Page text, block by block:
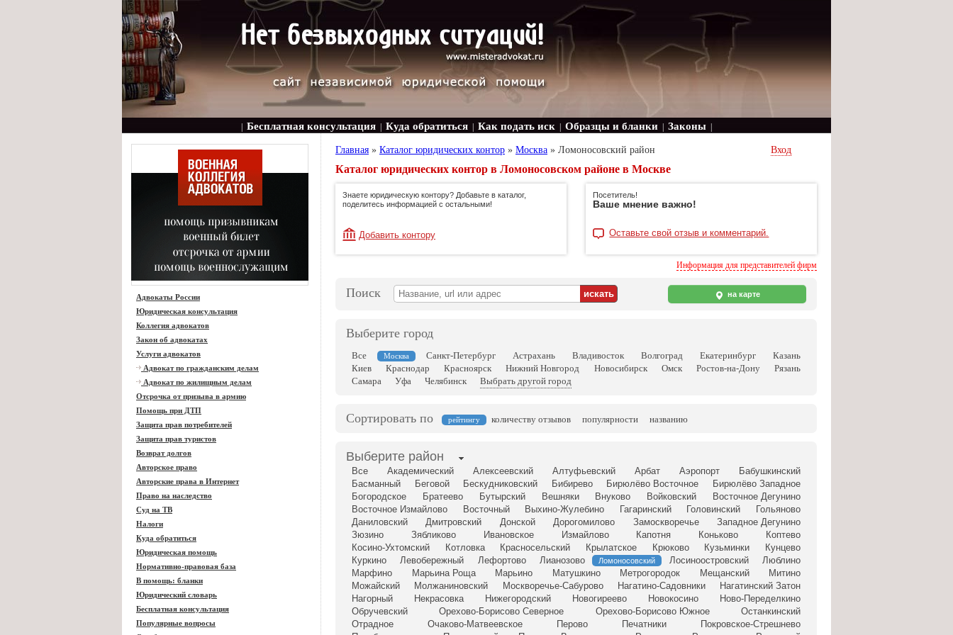
Бесплатная консультация Куда обратиться Как подать иск Образцы и бланки Законы
Адвокаты России
Юридическая консультация
Коллегия адвокатов
Закон об адвокатах
Услуги адвокатов
Адвокат по гражданским делам
Адвокат по жилищным делам
Отсрочка от призыва в армию
Помощь при ДТП
Защита прав потребителей
Защита прав туристов
Возврат долгов
Авторское право
Авторские права в Интернет
Право на наследство
Суд на ТВ
Налоги
Куда обратиться
Юридическая помощь
Нормативно-правовая база
В помощь: бланки
Юридический словарь
Бесплатная консультация
Популярные вопросы
Главная » Каталог юридических контор » Москва » Ломоносовский район Вход
Каталог юридических контор в Ломоносовском районе в Москве
Знаете юридическую контору? Добавьте в каталог,
поделитесь информацией с остальными!
Добавить контору
Посетитель!
Ваше мнение важно!
Оставьте свой отзыв и комментарий.
Информация для представителей фирм
Поиск на карте
Выберите город
Все Москва Санкт-Петербург Астрахань Владивосток Волгоград Екатеринбург
Казань
Киев
Краснодар Красноярск Нижний Новгород Новосибирск Омск Ростов-на-Дону
Рязань
Самара
Уфа Челябинск Выбрать другой город
Сортировать по рейтингу количеству отзывов популярности названию
Выберите район
Все Академический Алексеевский Алтуфьевский Арбат Аэропорт
Бабушкинский
Басманный
Беговой Бескудниковский Бибирево Бирюлёво Восточное
Бирюлёво Западное
Богородское
Братеево Бутырский Вешняки Внуково Войковский
Восточное Дегунино
Восточное Измайлово
Восточный Выхино-Жулебино Гагаринский Головинский
Гольяново
Даниловский
Дмитровский Донской Дорогомилово Замоскворечье
Западное Дегунино
Зюзино
Зябликово Ивановское Измайлово Капотня Коньково
Коптево
Косино-Ухтомский
Котловка Красносельский Крылатское Крюково Кузьминки
Кунцево
Куркино
Левобережный Лефортово Лианозово Ломоносовский Лосиноостровский
Люблино
Марфино
Марьина Роща Марьино Матушкино Метрогородок Мещанский
Митино
Можайский
Молжаниновский Москворечье-Сабурово Нагатино-Садовники
Нагатинский Затон
Нагорный
Некрасовка Нижегородский Новогиреево Новокосино
Ново-Переделкино
Обручевский
Орехово-Борисово Северное Орехово-Борисово Южное
Останкинский
Отрадное
Очаково-Матвеевское Перово Печатники
Покровское-Стрешнево